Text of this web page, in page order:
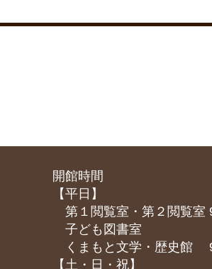
開館時間
【平日】
第１閲覧室・第２閲覧室
子ども図書室 9時
くまもと⽂学・歴史館
【土・日・祝】